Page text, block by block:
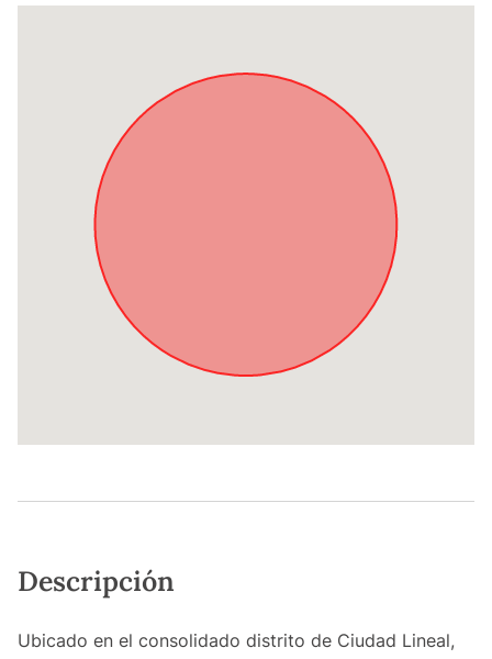
Descripción
Ubicado en el consolidado distrito de Ciudad Lineal,